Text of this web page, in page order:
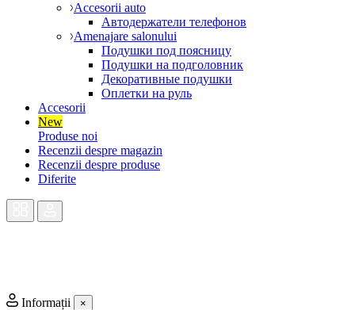
Accesorii auto
Автодержатели телефонов
Amenajare salonului
Подушки под поясницу
Подушки на подголовник
Декоративные подушки
Оплетки на руль
Accesorii
New
Produse noi
Recenzii despre magazin
Recenzii despre produse
Diferite
Informații ×